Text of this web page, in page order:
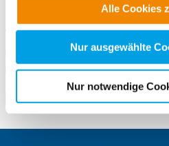
alle Cookie-Kategorien
nachfolgender Buttons über
Zwecke entscheiden und Ihre
für die Zukunft widerrufen.
Cookies, die erforderlich zur
aufgerufenen und somit
Funktionen sind. Diese
Alle Cookies
Nur ausgewählte
Nur notwendige
Telefonnummer
0 751 35294586
Faxnummer
0 751 35294596
E-Mail an Freiwilligendienste
E-Mail schreiben
Zum Standort